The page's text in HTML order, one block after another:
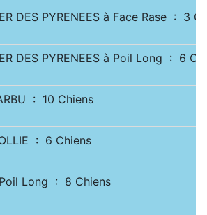
DES PYRENEES à Face Rase : 3
DES PYRENEES à Poil Long : 6
: 10 Chiens
: 6 Chiens
Long : 8 Chiens